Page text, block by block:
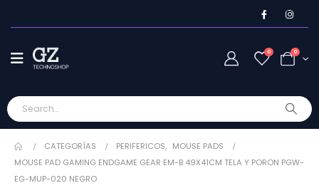
0 0
CATEGORÍAS PERIFERICOS, MOUSE PADS
MOUSE PAD GAMING ENDGAME GEAR EM-B 49X41CM TELA Y PORON PGW-
EG-MUP-020 NEGRO